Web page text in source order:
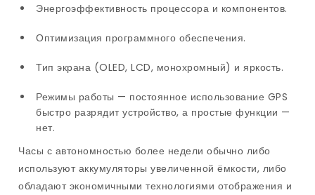
Энергоэффективность процессора и компонентов.
Оптимизация программного обеспечения.
Тип экрана (OLED, LCD, монохромный) и яркость.
Режимы работы — постоянное использование GPS
быстро разрядит устройство, а простые функции —
нет.
Часы с автономностью более недели обычно либо
используют аккумуляторы увеличенной ёмкости, либо
обладают экономичными технологиями отображения и